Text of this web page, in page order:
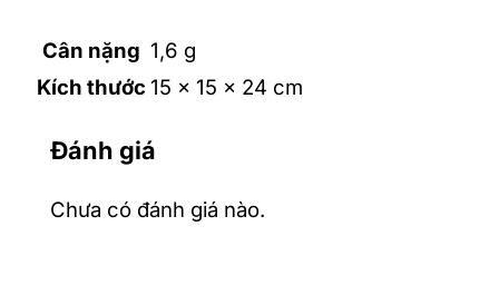
Cân nặng 1,6 g
Kích thước 15 × 15 × 24 cm
Đánh giá
Chưa có đánh giá nào.